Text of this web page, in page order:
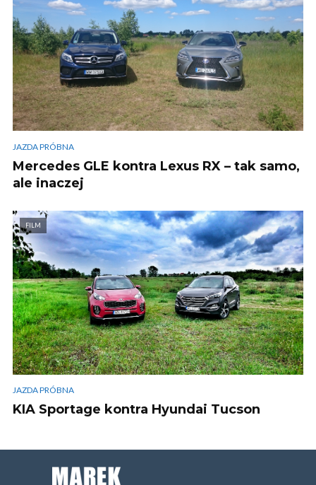
JAZDA PRÓBNA
Mercedes GLE kontra Lexus RX – tak samo,
ale inaczej
FILM
JAZDA PRÓBNA
KIA Sportage kontra Hyundai Tucson